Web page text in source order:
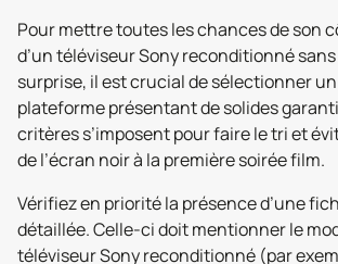
Pour mettre toutes les chances de son
d’un téléviseur Sony reconditionné
surprise, il est crucial de sélectionner
plateforme présentant de solides
critères s’imposent pour faire le tri et
de l’écran noir à la première soirée film.
Vérifiez en priorité la présence d’une
détaillée. Celle-ci doit mentionner le
téléviseur Sony reconditionné (par